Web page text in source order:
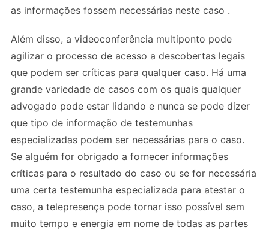
as informações fossem necessárias neste caso .
Além disso, a videoconferência multiponto pode
agilizar o processo de acesso a descobertas legais
que podem ser críticas para qualquer caso. Há uma
grande variedade de casos com os quais qualquer
advogado pode estar lidando e nunca se pode dizer
que tipo de informação de testemunhas
especializadas podem ser necessárias para o caso.
Se alguém for obrigado a fornecer informações
críticas para o resultado do caso ou se for necessária
uma certa testemunha especializada para atestar o
caso, a telepresença pode tornar isso possível sem
muito tempo e energia em nome de todas as partes